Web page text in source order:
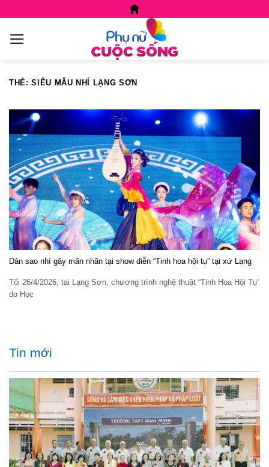
content
THẺ:SIÊU MẪU NHÍ LẠNG SƠN
Dàn sao nhí gây mãn nhãn tại show diễn “Tinh hoa hội tụ” tại xứ Lạng
Tối 26/4/2026, tại Lạng Sơn, chương trình nghệ thuật “Tinh Hoa Hội Tụ”
do Học
Tin mới